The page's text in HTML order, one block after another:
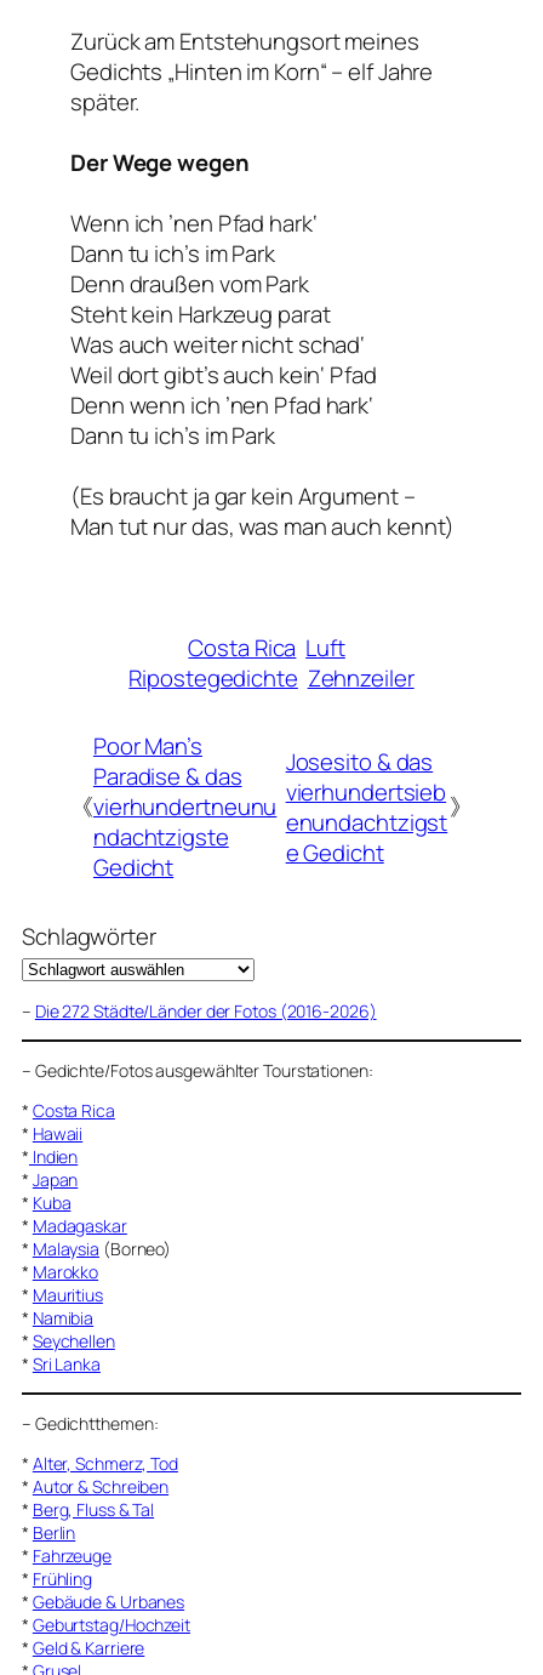
Zurück am Entstehungsort meines
Gedichts „Hinten im Korn“ – elf Jahre
später.
Der Wege wegen
Wenn ich ’nen Pfad hark‘
Dann tu ich’s im Park
Denn draußen vom Park
Steht kein Harkzeug parat
Was auch weiter nicht schad‘
Weil dort gibt’s auch kein‘ Pfad
Denn wenn ich ’nen Pfad hark‘
Dann tu ich’s im Park
(Es braucht ja gar kein Argument –
Man tut nur das, was man auch kennt)
Costa Rica Luft
Ripostegedichte Zehnzeiler
《
Poor Man’s
Paradise & das
vierhundertneunu
ndachtzigste
Gedicht
Josesito & das
vierhundertsieb
enundachtzigst
e Gedicht
》
Schlagwörter
– Die 272 Städte/Länder der Fotos (2016-2026)
– Gedichte/Fotos ausgewählter Tourstationen:
* Costa Rica
* Hawaii
* Indien
* Japan
* Kuba
* Madagaskar
* Malaysia (Borneo)
* Marokko
* Mauritius
* Namibia
* Seychellen
* Sri Lanka
– Gedichtthemen:
* Alter, Schmerz, Tod
* Autor & Schreiben
* Berg, Fluss & Tal
* Berlin
* Fahrzeuge
* Frühling
* Gebäude & Urbanes
* Geburtstag/Hochzeit
* Geld & Karriere
* Grusel